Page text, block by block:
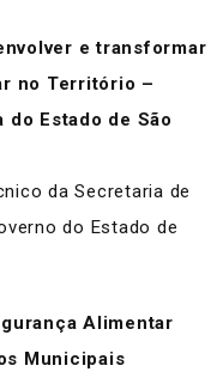
e transformar
no Território –
Estado de São
da Secretaria de
do Estado de
Alimentar
Municipais